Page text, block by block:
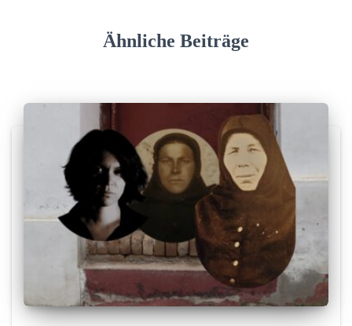
Ähnliche Beiträge